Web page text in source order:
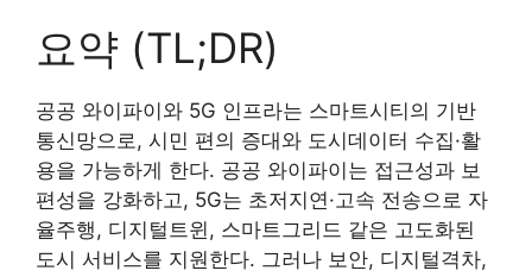
요약 (TL;DR)
공공 와이파이와 5G 인프라는 스마트시티의 기반
통신망으로, 시민 편의 증대와 도시데이터 수집·활
용을 가능하게 한다. 공공 와이파이는 접근성과 보
편성을 강화하고, 5G는 초저지연·고속 전송으로 자
율주행, 디지털트윈, 스마트그리드 같은 고도화된
도시 서비스를 지원한다. 그러나 보안, 디지털격차,